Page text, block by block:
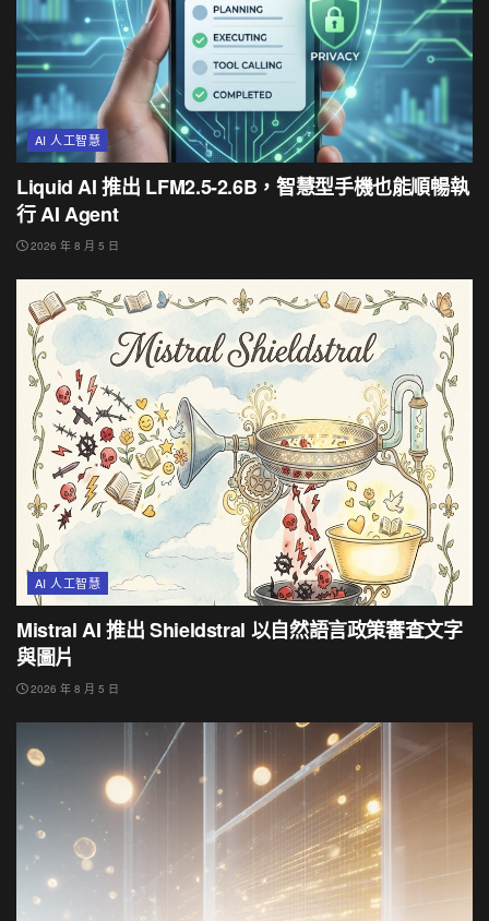
AI 人工智慧
Liquid AI 推出 LFM2.5-2.6B，智慧型手機也能順暢執
行 AI Agent
2026 年 8 月 5 日
AI 人工智慧
Mistral AI 推出 Shieldstral 以自然語言政策審查文字
與圖片
2026 年 8 月 5 日